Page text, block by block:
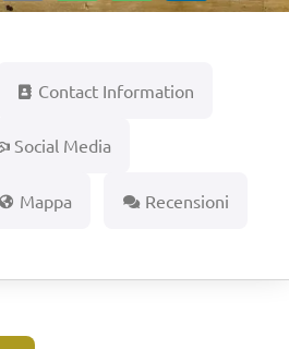
Contact Information
Social Media
Mappa Recensioni